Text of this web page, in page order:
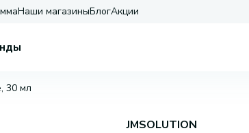
Наши магазиныБлогАкции
30 мл
JMSOLUTION